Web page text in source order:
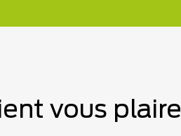
vous plaire